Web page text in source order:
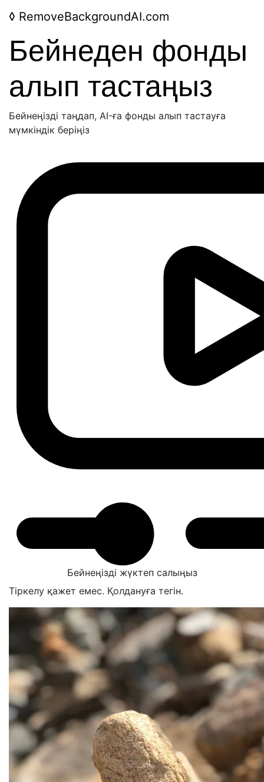
◊ RemoveBackgroundAI.com
Бейнеден фонды
алып тастаңыз
Бейнеңізді таңдап, AI-ға фонды алып тастауға
мүмкіндік беріңіз
Бейнеңізді жүктеп салыңыз
Тіркелу қажет емес. Қолдануға тегін.